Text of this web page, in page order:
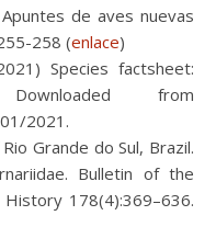
de aves nuevas
258 (enlace)
Species factsheet:
from
2021.
Grande do Sul, Brazil.
Bulletin of the
178(4):369–636.